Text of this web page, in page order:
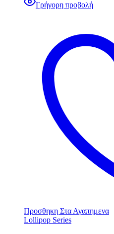
Γρήγορη προβολή
Προσθηκη Στα Αγαπημενα
Lollipop Series